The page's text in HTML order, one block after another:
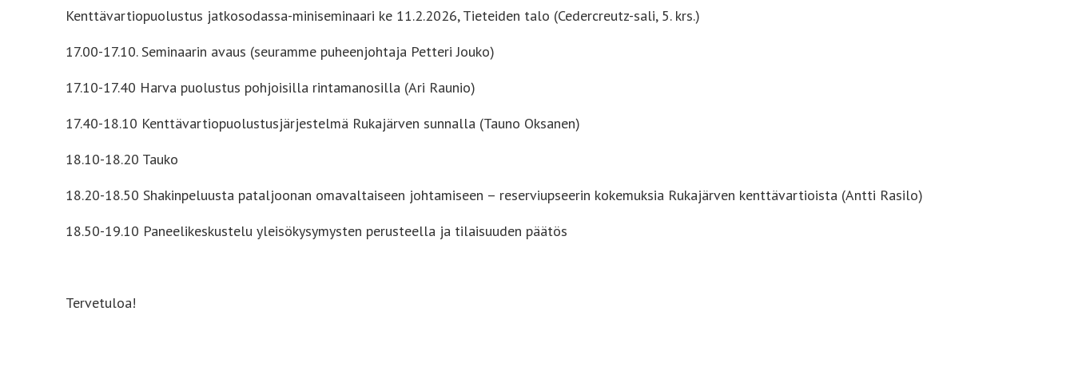
Kenttävartiopuolustus jatkosodassa-miniseminaari ke 11.2.2026, Tieteiden talo (Cedercreutz-sali, 5. krs.)
17.00-17.10. Seminaarin avaus (seuramme puheenjohtaja Petteri Jouko)
17.10-17.40 Harva puolustus pohjoisilla rintamanosilla (Ari Raunio)
17.40-18.10 Kenttävartiopuolustusjärjestelmä Rukajärven sunnalla (Tauno Oksanen)
18.10-18.20 Tauko
18.20-18.50 Shakinpeluusta pataljoonan omavaltaiseen johtamiseen – reserviupseerin kokemuksia Rukajärven kenttävartioista (Antti Rasilo)
18.50-19.10 Paneelikeskustelu yleisökysymysten perusteella ja tilaisuuden päätös
Tervetuloa!